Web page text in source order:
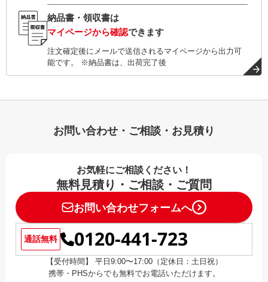
納品書・領収書は
マイページから確認できます
注文確定後にメールで送信されるマイページから出力可
能です。 ※納品書は、出荷完了後
お問い合わせ・ご相談・お見積り
お気軽にご相談ください！
無料見積り・ご相談・ご質問
お問い合わせフォームへ
通話無料 0120-441-723
【受付時間】 平日9:00〜17:00（定休日：土日祝）
携帯・PHSからでも無料でお電話いただけます。